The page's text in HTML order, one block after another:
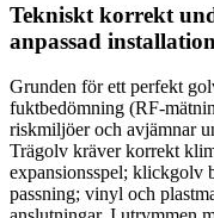
Tekniskt korrekt
anpassad installation
Grunden för ett perfekt
fuktbedömning (RF-
riskmiljöer och avjämnar
Trägolv kräver korrekt
expansionsspel; klickgolv
passning; vinyl och